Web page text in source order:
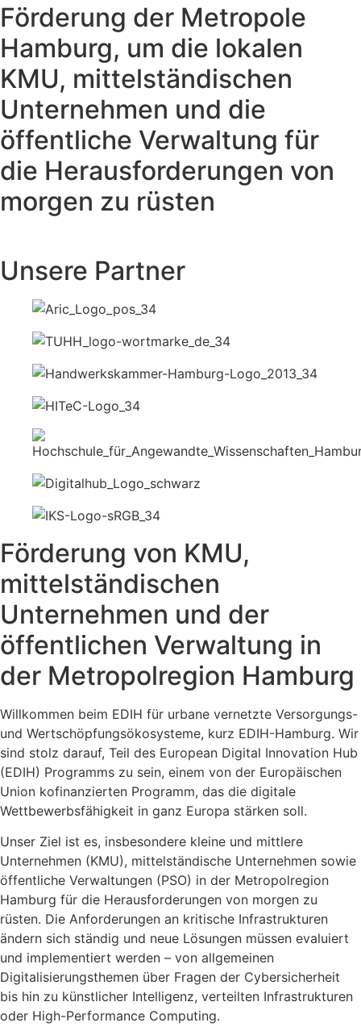
Förderung der Metropole
Hamburg, um die lokalen
KMU, mittelständischen
Unternehmen und die
öffentliche Verwaltung für
die Herausforderungen von
morgen zu rüsten
Unsere Partner
Förderung von KMU,
mittelständischen
Unternehmen und der
öffentlichen Verwaltung in
der Metropolregion Hamburg
Willkommen beim EDIH für urbane vernetzte Versorgungs-
und Wertschöpfungsökosysteme, kurz EDIH-Hamburg. Wir
sind stolz darauf, Teil des European Digital Innovation Hub
(EDIH) Programms zu sein, einem von der Europäischen
Union kofinanzierten Programm, das die digitale
Wettbewerbsfähigkeit in ganz Europa stärken soll.
Unser Ziel ist es, insbesondere kleine und mittlere
Unternehmen (KMU), mittelständische Unternehmen sowie
öffentliche Verwaltungen (PSO) in der Metropolregion
Hamburg für die Herausforderungen von morgen zu
rüsten. Die Anforderungen an kritische Infrastrukturen
ändern sich ständig und neue Lösungen müssen evaluiert
und implementiert werden – von allgemeinen
Digitalisierungsthemen über Fragen der Cybersicherheit
bis hin zu künstlicher Intelligenz, verteilten Infrastrukturen
oder High-Performance Computing.